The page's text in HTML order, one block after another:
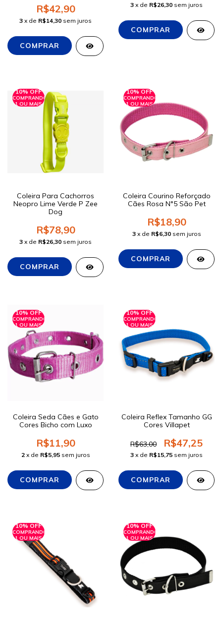
R$42,90
3 x de R$14,30 sem juros
3 x de R$26,30 sem juros
10% OFF
COMPRANDO
1 OU MAIS
Coleira Para Cachorros
Neopro Lime Verde P Zee
Dog
R$78,90
3 x de R$26,30 sem juros
10% OFF
COMPRANDO
1 OU MAIS
Coleira Courino Reforçado
Cães Rosa N°5 São Pet
R$18,90
3 x de R$6,30 sem juros
10% OFF
COMPRANDO
1 OU MAIS
Coleira Seda Cães e Gato
Cores Bicho com Luxo
R$11,90
2 x de R$5,95 sem juros
10% OFF
COMPRANDO
1 OU MAIS
Coleira Reflex Tamanho GG
Cores Villapet
R$63,00 R$47,25
3 x de R$15,75 sem juros
10% OFF
COMPRANDO
1 OU MAIS
10% OFF
COMPRANDO
1 OU MAIS